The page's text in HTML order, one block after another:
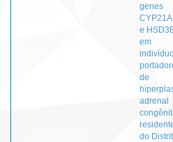
genes
e
em
de
adrenal
do